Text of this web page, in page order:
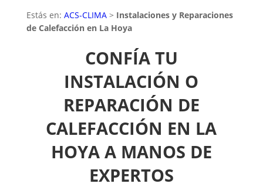
Estás en: ACS-CLIMA> Instalaciones y Reparaciones
de Calefacción en La Hoya
CONFÍA TU
INSTALACIÓN O
REPARACIÓN DE
CALEFACCIÓN EN LA
HOYA A MANOS DE
EXPERTOS